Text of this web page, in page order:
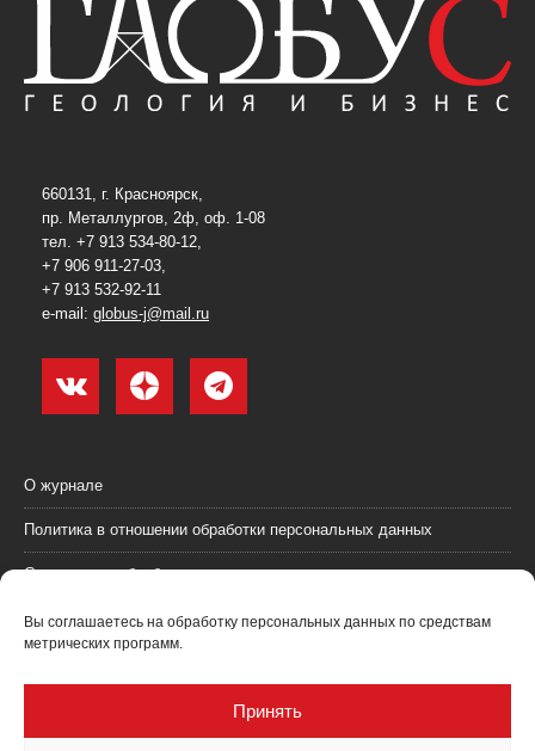
Вы соглашаетесь на обработку персональных данных по средствам
метрических программ.
Принять
660131, г. Красноярск,
пр. Металлургов, 2ф, оф. 1-08
тел. +7 913 534-80-12,
+7 906 911-27-03,
+7 913 532-92-11
e-mail: globus-j@mail.ru
О журнале
Политика в отношении обработки персональных данных
Согласие на обработку персональных данных
Пользовательское соглашение (оферта)